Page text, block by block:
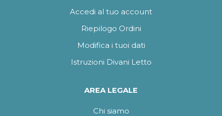
Accedi al tuo account
Riepilogo Ordini
Modifica i tuoi dati
Istruzioni Divani Letto
AREA LEGALE
Chi siamo